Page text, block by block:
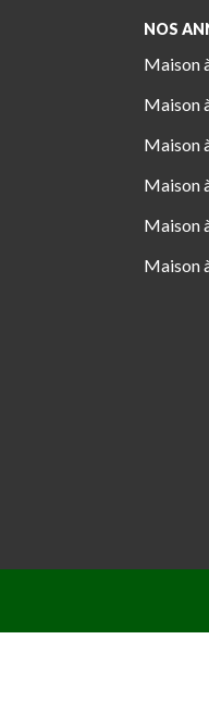
NOS
Maison
Maison
Maison
Maison
Maison
Maison